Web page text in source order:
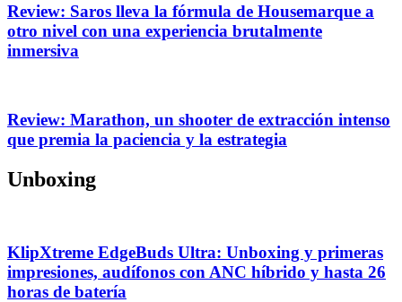
Review: Saros lleva la fórmula de Housemarque a
otro nivel con una experiencia brutalmente
inmersiva
Review: Marathon, un shooter de extracción intenso
que premia la paciencia y la estrategia
Unboxing
KlipXtreme EdgeBuds Ultra: Unboxing y primeras
impresiones, audífonos con ANC híbrido y hasta 26
horas de batería